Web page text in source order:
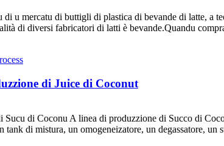
di u mercatu di buttigli di plastica di bevande di latte,
di diversi fabricatori di latti è bevande.Quandu
di Juice di Coconut
Sucu di Coconu A linea di produzzione di Succo di
di mistura, un omogeneizatore, un degassatore,